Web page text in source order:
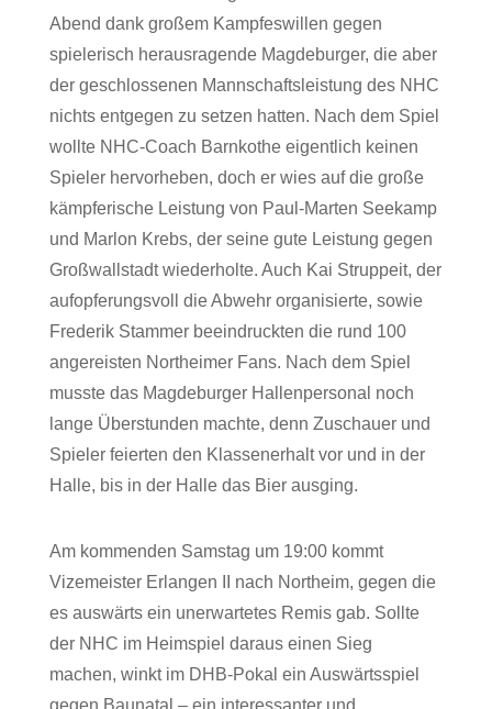
Abend dank großem Kampfeswillen gegen
spielerisch herausragende Magdeburger, die aber
der geschlossenen Mannschaftsleistung des NHC
nichts entgegen zu setzen hatten. Nach dem Spiel
wollte NHC-Coach Barnkothe eigentlich keinen
Spieler hervorheben, doch er wies auf die große
kämpferische Leistung von Paul-Marten Seekamp
und Marlon Krebs, der seine gute Leistung gegen
Großwallstadt wiederholte. Auch Kai Struppeit, der
aufopferungsvoll die Abwehr organisierte, sowie
Frederik Stammer beeindruckten die rund 100
angereisten Northeimer Fans. Nach dem Spiel
musste das Magdeburger Hallenpersonal noch
lange Überstunden machte, denn Zuschauer und
Spieler feierten den Klassenerhalt vor und in der
Halle, bis in der Halle das Bier ausging.
Am kommenden Samstag um 19:00 kommt
Vizemeister Erlangen II nach Northeim, gegen die
es auswärts ein unerwartetes Remis gab. Sollte
der NHC im Heimspiel daraus einen Sieg
machen, winkt im DHB-Pokal ein Auswärtsspiel
gegen Baunatal – ein interessanter und